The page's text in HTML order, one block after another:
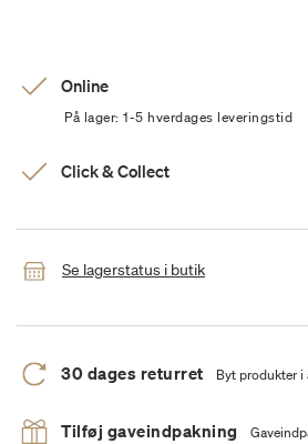
Online
På lager: 1-5 hverdages leveringstid
Click & Collect
Se lagerstatus i butik
30 dages returret Byt produkter i
Tilføj gaveindpakning